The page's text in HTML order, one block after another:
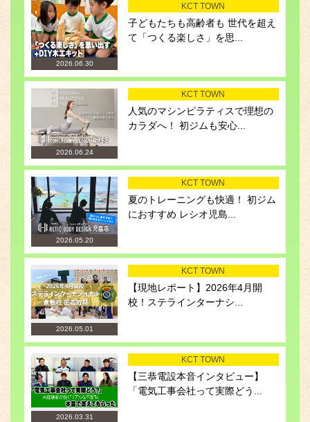
2026.06.30
KCT TOWN
子どもたちも高齢者も 世代を超え
て「つくる楽しさ」を思...
2026.06.24
KCT TOWN
人気のマシンピラティスで理想の
カラダへ！ 初ジムも安心...
2026.05.20
KCT TOWN
夏のトレーニングも快適！ 初ジム
におすすめ レシオ児島...
2026.05.01
KCT TOWN
【現地レポート】2026年4月開
校！ステラインターナシ...
2026.03.31
KCT TOWN
【三恭電設本音インタビュー】
「電気工事会社って実際どう...